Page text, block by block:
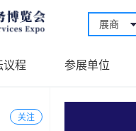
展商
议程 参展单位
关注